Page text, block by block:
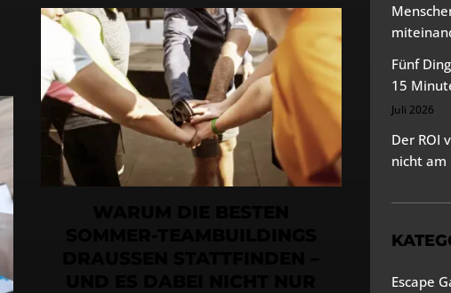
Fünf
15
Juli 2026
Der ROI
nicht am
Escape